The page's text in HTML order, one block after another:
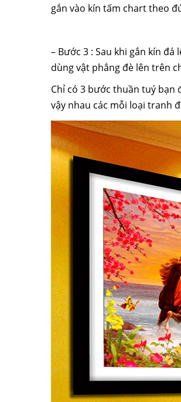
gắn vào kín tấm chart theo
– Bước 3 : Sau khi gắn kín đá
dùngvật phẳng đè lên trên
Chỉ có 3 bước thuần tuý bạn
vậy nhau các mỗi loại tranh